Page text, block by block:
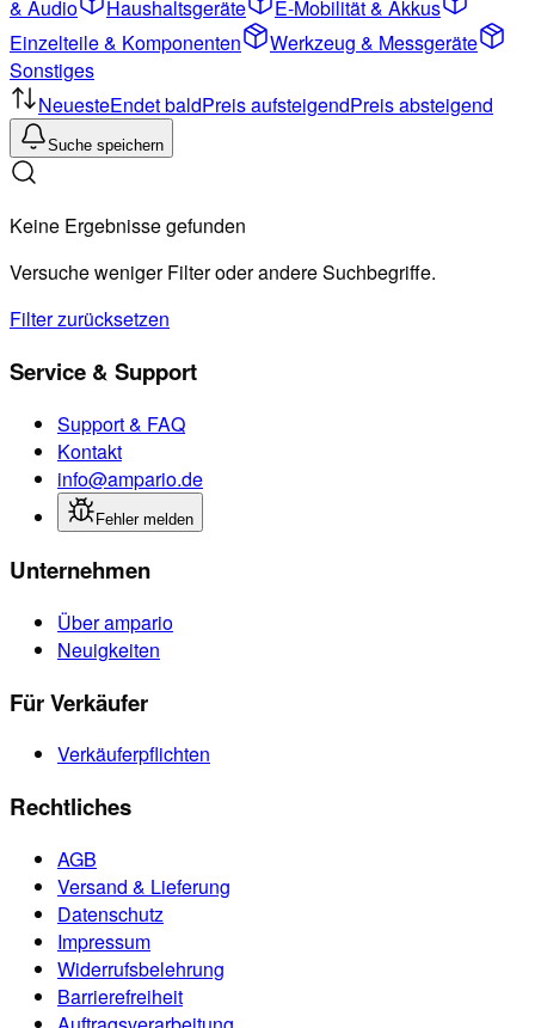
& Audio
Haushaltsgeräte
E-Mobilität & Akkus
Einzelteile & Komponenten
Werkzeug & Messgeräte
Sonstiges
NeuesteEndet baldPreis aufsteigendPreis absteigend
Suche speichern
Keine Ergebnisse gefunden
Versuche weniger Filter oder andere Suchbegriffe.
Filter zurücksetzen
Service & Support
Support & FAQ
Kontakt
info@ampario.de
Fehler melden
Unternehmen
Über ampario
Neuigkeiten
Für Verkäufer
Verkäuferpflichten
Rechtliches
AGB
Versand & Lieferung
Datenschutz
Impressum
Widerrufsbelehrung
Barrierefreiheit